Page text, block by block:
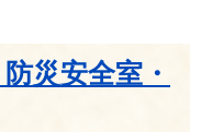
災安全室・